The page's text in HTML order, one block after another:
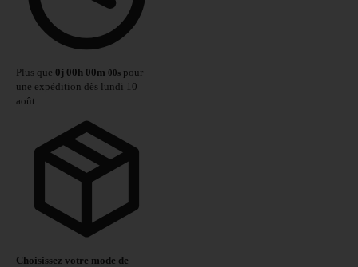
Plus que 0j 00h 00m 00s pour
une expédition dès lundi 10
août
Choisissez votre mode de